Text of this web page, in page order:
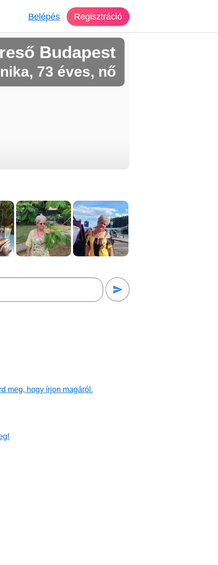
Belépés Regisztráció
Budapest
73 éves, nő
meg, hogy írjon magáról.